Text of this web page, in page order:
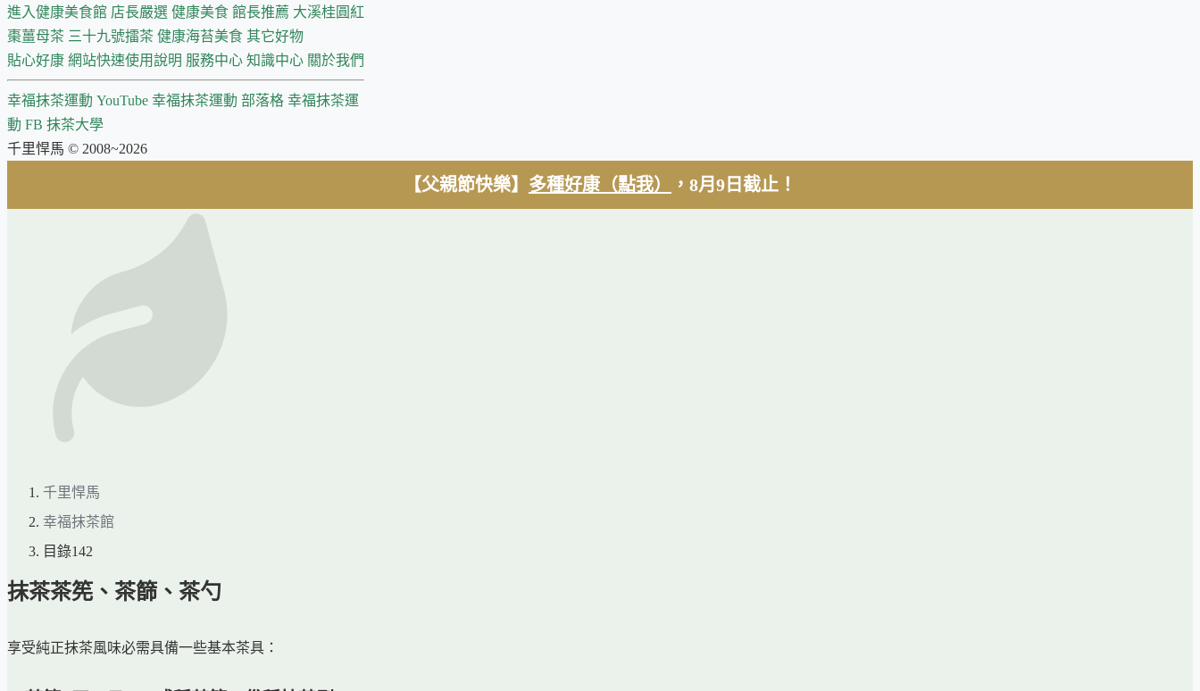
進入健康美食館 店長嚴選 健康美食 館長推薦 大溪桂圓紅
棗薑母茶 三十九號擂茶 健康海苔美食 其它好物
貼心好康 網站快速使用說明 服務中心 知識中心 關於我們
幸福抹茶運動 YouTube 幸福抹茶運動 部落格 幸福抹茶運
動 FB 抹茶大學
千里悍馬 © 2008~2026
【父親節快樂】 多種好康（點我） ，8月9日截止！
千里悍馬
幸福抹茶館
目錄142
抹茶茶筅、茶篩、茶勺
享受純正抹茶風味必需具備一些基本茶具：